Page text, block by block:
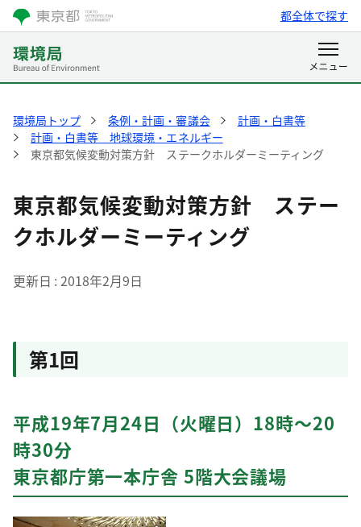
都全体で探す
環境局トップ 条例・計画・審議会
計画・白書等
計画・白書等 地球環境・エネルギー
東京都気候変動対策方針 ステークホルダーミーティング
東京都気候変動対策方針 ステー
クホルダーミーティング
更新日 2018年2月9日
第1回
平成19年7月24日（火曜日）18時〜20
時30分
東京都庁第一本庁舎 5階大会議場